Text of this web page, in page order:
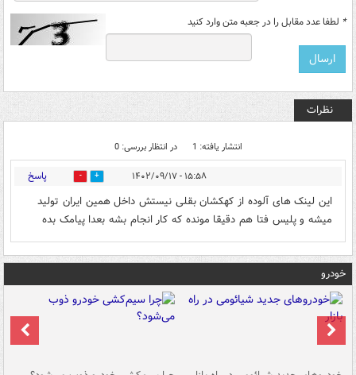
* لطفا عدد مقابل را در جعبه متن وارد کنید
نظرات
انتشار یافته: 1 در انتظار بررسی: 0
۱۵:۵۸ - ۱۴۰۲/۰۹/۱۷ 0 پاسخ
این لینک های آلوده از کهکشان بقلی نیستش داخل همین ایران تولید
میشه و پلیس فتا هم دقیقا مونده که کار انجام بشه بعدا پیامک بده
خودرو